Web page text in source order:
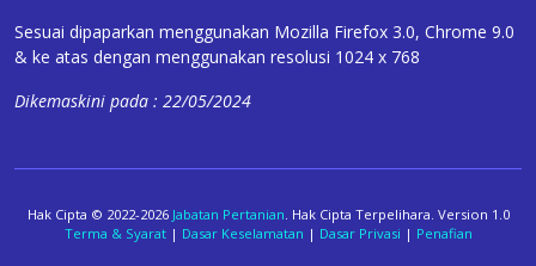
Sesuai dipaparkan menggunakan Mozilla Firefox 3.0, Chrome 9.0
& ke atas dengan menggunakan resolusi 1024 x 768
Dikemaskini pada : 22/05/2024
Hak Cipta © 2022-2026 Jabatan Pertanian. Hak Cipta Terpelihara. Version 1.0
Terma & Syarat| Dasar Keselamatan | Dasar Privasi | Penafian